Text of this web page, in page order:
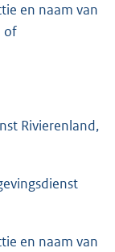
en naam van
of
Rivierenland,
en naam van